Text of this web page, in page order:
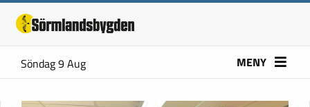
Söndag 9 Aug MENY